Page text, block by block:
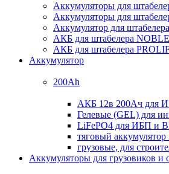
Аккумуляторы для
Аккумуляторы для
Аккумулятор для
АКБ для штабелера
АКБ для штабелера
Аккумулятор
200Ah
АКБ 12в 200Ач для
Гелевые (GEL) для
LiFePO4 для ИБП и
тяговый аккумулятор
грузовые, для
Аккумуляторы для грузовиков и